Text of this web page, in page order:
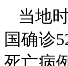
当地
国确诊
死亡病